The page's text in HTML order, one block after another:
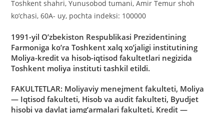
Toshkent shahri, Yunusobod tumani, Amir Temur shoh
ko‘chasi, 60A- uy, pochta indeksi: 100000
1991-yil O’zbekiston Respublikasi Prezidentining
Farmoniga ko’ra Toshkent xalq xo’jaligi institutining
Moliya-kredit va hisob-iqtisod fakultetlari negizida
Toshkent moliya instituti tashkil etildi.
FAKULTETLAR: Moliyaviy menejment fakulteti, Moliya
— Iqtisod fakulteti, Hisob va audit fakulteti, Byudjet
hisobi va davlat jamg’armalari fakulteti, Kredit —